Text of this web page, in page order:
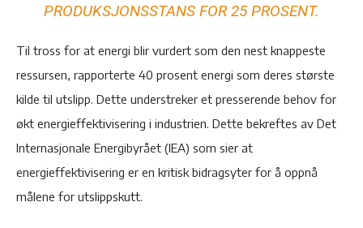
PRODUKSJONSSTANS FOR 25 PROSENT.
Til tross for at energi blir vurdert som den nest knappeste
ressursen, rapporterte 40 prosent energi som deres største
kilde til utslipp. Dette understreker et presserende behov for
økt energieffektivisering i industrien. Dette bekreftes av Det
Internasjonale Energibyrået (IEA) som sier at
energieffektivisering er en kritisk bidragsyter for å oppnå
målene for utslippskutt.